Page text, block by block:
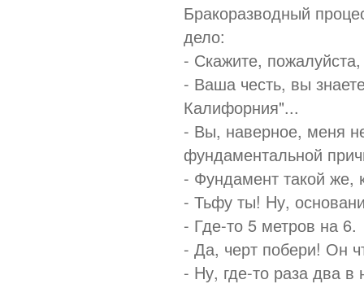
Бракоразводный
дело:
- Скажите,
- Ваша честь, вы
Калифорния"...
- Вы, наверное, меня
фундаментальной
- Фундамент такой же,
- Тьфу ты! Hу,
- Где-то 5 метров на 6.
- Да, черт побери! Он
- Hу, где-то раза два